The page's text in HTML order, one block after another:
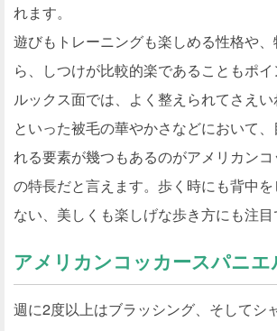
れます。
遊びもトレーニングも楽しめる性格や
ら、しつけが比較的楽であることもポイ
ルックス面では、よく整えられてさえ
といった被毛の華やかさなどにおいて、
れる要素が幾つもあるのがアメリカン
の特長だと言えます。歩く時にも背中
ない、美しくも楽しげな歩き方にも注目
アメリカンコッカースパニエ
週に2度以上はブラッシング、そしてシ